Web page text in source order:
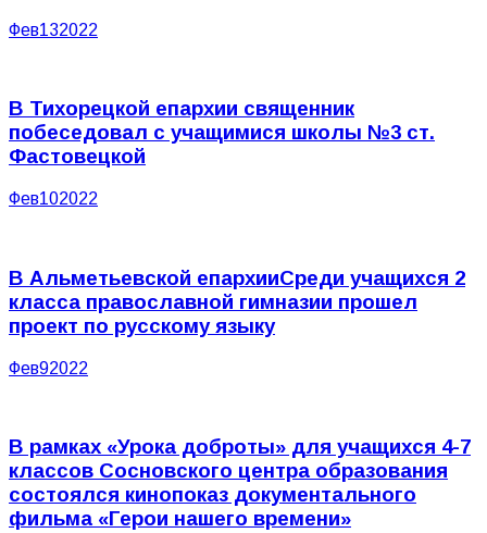
Фев132022
В Тихорецкой епархии священник
побеседовал с учащимися школы №3 ст.
Фастовецкой
Фев102022
В Альметьевской епархииСреди учащихся 2
класса православной гимназии прошел
проект по русскому языку
Фев92022
В рамках «Урока доброты» для учащихся 4-7
классов Сосновского центра образования
состоялся кинопоказ документального
фильма «Герои нашего времени»